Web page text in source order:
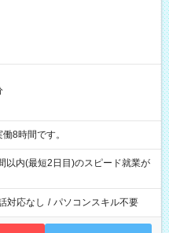
ち実働8時間です。
以内(最短2日目)のスピード就業が
対応なし / パソコンスキル不要